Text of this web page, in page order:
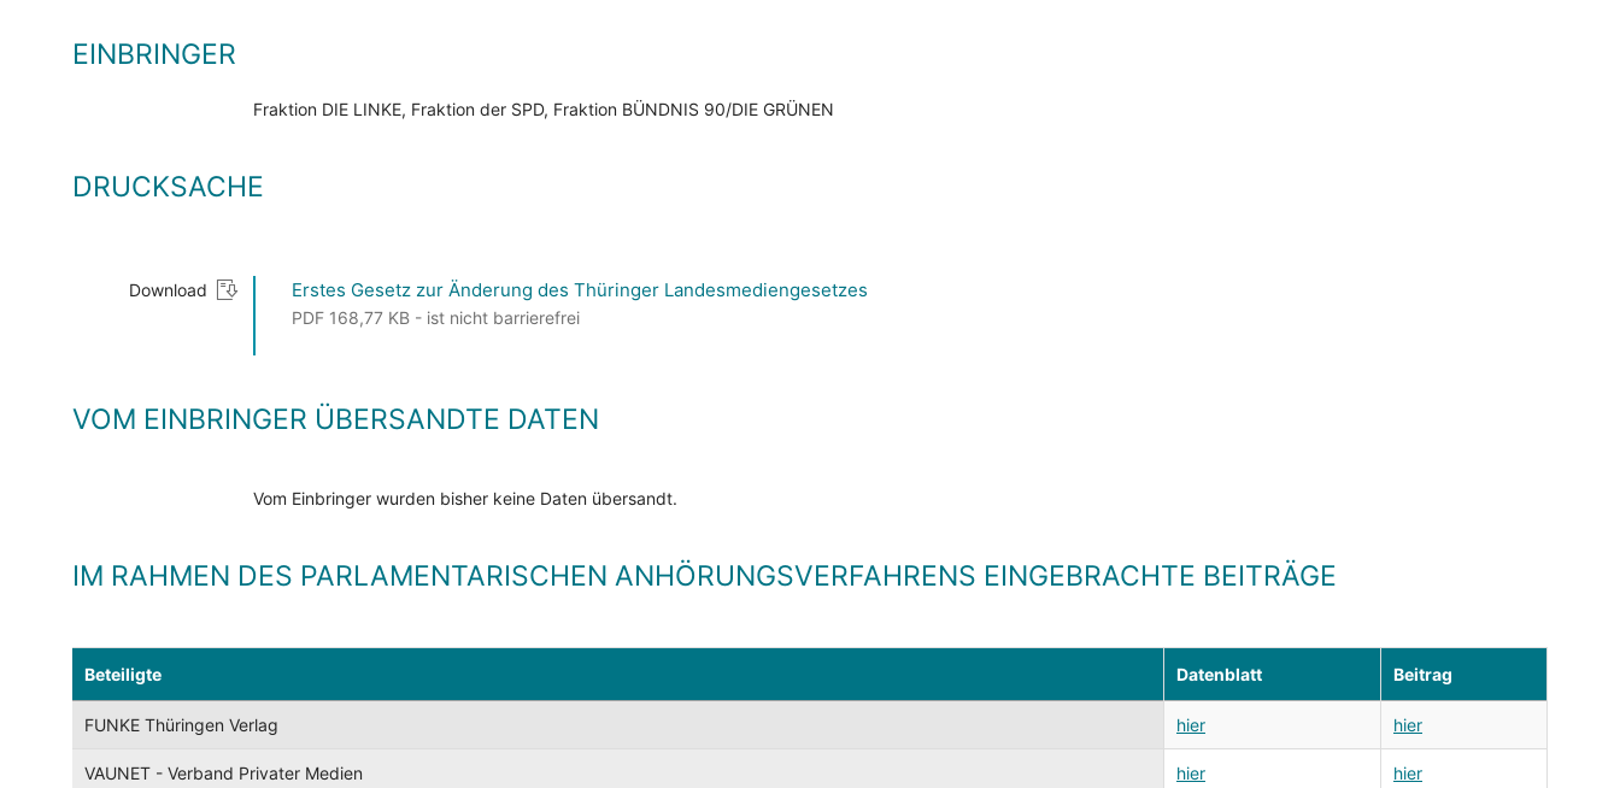
EINBRINGER
Fraktion DIE LINKE, Fraktion der SPD, Fraktion BÜNDNIS 90/DIE GRÜNEN
DRUCKSACHE
Download Erstes Gesetz zur Änderung des Thüringer Landesmediengesetzes
PDF 168,77 KB - ist nicht barrierefrei
VOM EINBRINGER ÜBERSANDTE DATEN
Vom Einbringer wurden bisher keine Daten übersandt.
IM RAHMEN DES PARLAMENTARISCHEN ANHÖRUNGSVERFAHRENS EINGEBRACHTE BEITRÄGE
Beteiligte Datenblatt Beitrag
FUNKE Thüringen Verlag hier hier
VAUNET - Verband Privater Medien hier hier